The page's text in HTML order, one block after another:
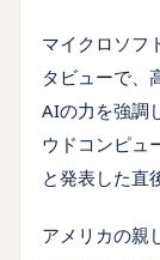
マイクロソフ
タビューで、
AIの力を強調
ウドコンピュ
と発表した直
アメリカの親